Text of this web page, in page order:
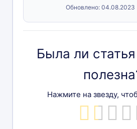
Обновлено: 04.08.2023
Была ли
Нажмите на звезду,